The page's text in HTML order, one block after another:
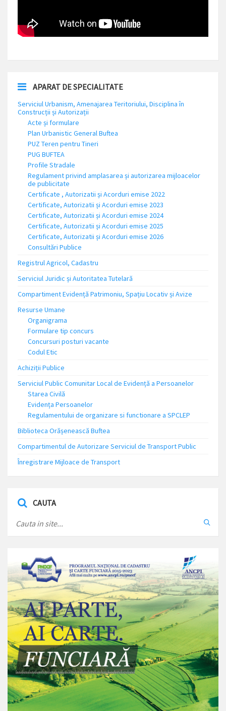
APARAT DE SPECIALITATE
Serviciul Urbanism, Amenajarea Teritoriului, Disciplina în
Construcții și Autorizații
Acte și formulare
Plan Urbanistic General Buftea
PUZ Teren pentru Tineri
PUG BUFTEA
Profile Stradale
Regulament privind amplasarea și autorizarea mijloacelor
de publicitate
Certificate , Autorizatii și Acorduri emise 2022
Certificate, Autorizatii și Acorduri emise 2023
Certificate, Autorizatii și Acorduri emise 2024
Certificate, Autorizatii și Acorduri emise 2025
Certificate, Autorizatii și Acorduri emise 2026
Consultări Publice
Registrul Agricol, Cadastru
Serviciul Juridic și Autoritatea Tutelară
Compartiment Evidență Patrimoniu, Spațiu Locativ și Avize
Resurse Umane
Organigrama
Formulare tip concurs
Concursuri posturi vacante
Codul Etic
Achiziții Publice
Serviciul Public Comunitar Local de Evidență a Persoanelor
Starea Civilă
Evidența Persoanelor
Regulamentului de organizare si functionare a SPCLEP
Biblioteca Orășenească Buftea
Compartimentul de Autorizare Serviciul de Transport Public
Înregistrare Mijloace de Transport
CAUTA